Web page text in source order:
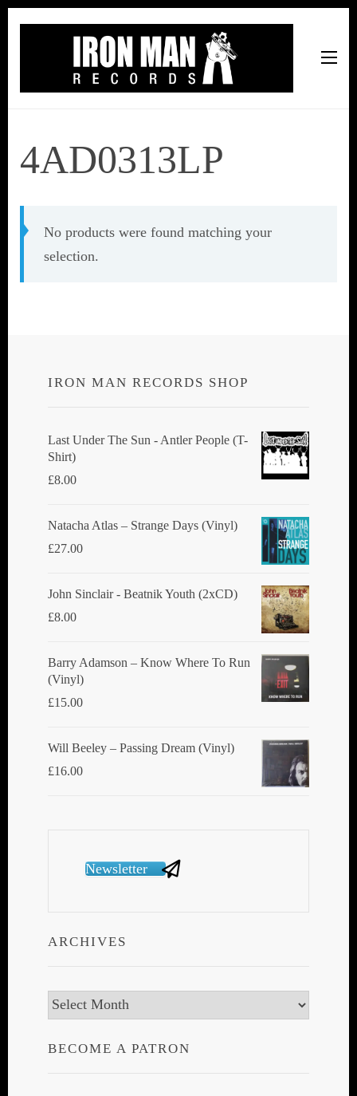
4AD0313LP
No products were found matching your
selection.
IRON MAN RECORDS SHOP
Last Under The Sun - Antler People (T-
Shirt)
£8.00
Natacha Atlas ‎– Strange Days (Vinyl)
£27.00
John Sinclair - Beatnik Youth (2xCD)
£8.00
Barry Adamson ‎– Know Where To Run
(Vinyl)
£15.00
Will Beeley ‎– Passing Dream (Vinyl)
£16.00
Newsletter
ARCHIVES
Archives
BECOME A PATRON